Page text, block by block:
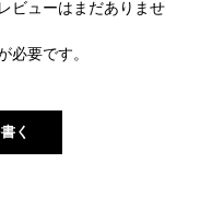
ビューはまだありませ
必要です。